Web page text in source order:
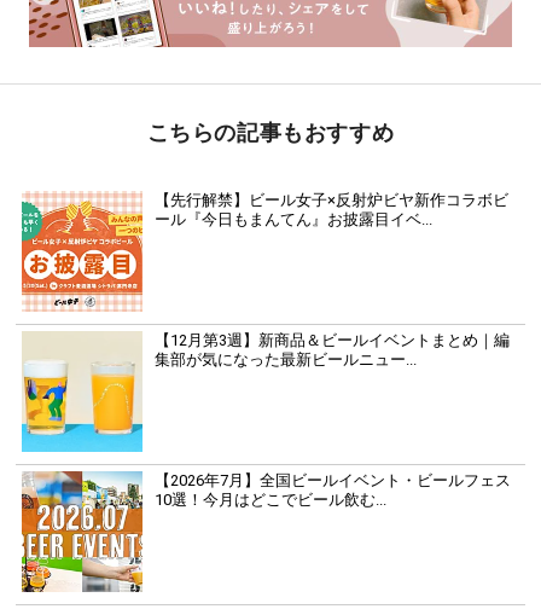
こちらの記事もおすすめ
【先行解禁】ビール女子×反射炉ビヤ新作コラボビ
ール『今日もまんてん』お披露目イベ...
【12月第3週】新商品＆ビールイベントまとめ｜編
集部が気になった最新ビールニュー...
【2026年7月】全国ビールイベント・ビールフェス
10選！今月はどこでビール飲む...